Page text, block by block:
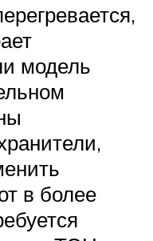
модель
в более